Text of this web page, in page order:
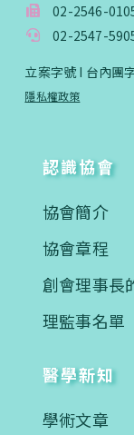
02-2546-
02-2547-
立案字號 I 台內團
隱私權政策
認識協會
協會簡介
協會章程
創會理事長
理監事名單
醫學新知
學術文章